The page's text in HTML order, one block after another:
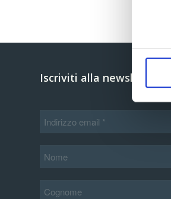
Iscriviti alla newsletter